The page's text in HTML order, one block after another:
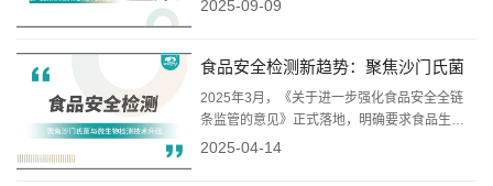
——它就是国产科学仪器领域的骄傲、深耕声
化学技术数十年的宁波新芝生物科技股份有限
公司。选择一款好的超声...
2025-09-09
食品安全检测新趋势：聚焦沙门氏菌
与微生物检测技术升级
2025年3月，《关于进一步强化食品安全全链
条监管的意见》正式落地，明确要求食品生
产、流通、贮存、运输全流程监管。同期实施
2025-04-14